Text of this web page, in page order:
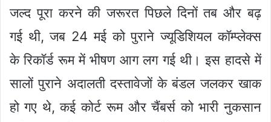
जल्द पूरा करने की जरूरत पिछले दिनों तब और बढ़
गई थी, जब 24 मई को पुराने ज्यूडिशियल कॉम्प्लेक्स
के रिकॉर्ड रूम में भीषण आग लग गई थी। इस हादसे में
सालों पुराने अदालती दस्तावेजों के बंडल जलकर खाक
हो गए थे, कई कोर्ट रूम और चैंबर्स को भारी नुकसान